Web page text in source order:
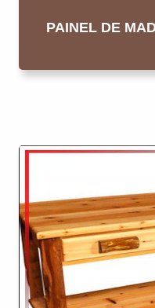
PAINEL DE